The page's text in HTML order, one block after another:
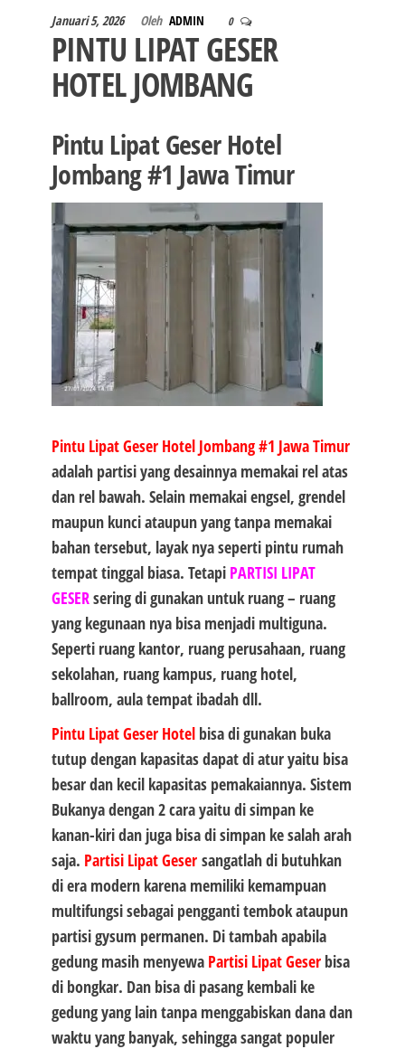
Januari 5, 2026 Oleh ADMIN 0
PINTU LIPAT GESER
HOTEL JOMBANG
Pintu Lipat Geser Hotel
Jombang #1 Jawa Timur
Pintu Lipat Geser Hotel Jombang #1 Jawa Timur
adalah partisi yang desainnya memakai rel atas
dan rel bawah. Selain memakai engsel, grendel
maupun kunci ataupun yang tanpa memakai
bahan tersebut, layak nya seperti pintu rumah
tempat tinggal biasa. Tetapi PARTISI LIPAT
GESERsering di gunakan untuk ruang – ruang
yang kegunaan nya bisa menjadi multiguna.
Seperti ruang kantor, ruang perusahaan, ruang
sekolahan, ruang kampus, ruang hotel,
ballroom, aula tempat ibadah dll.
Pintu Lipat Geser Hotelbisa di gunakan buka
tutup dengan kapasitas dapat di atur yaitu bisa
besar dan kecil kapasitas pemakaiannya. Sistem
Bukanya dengan 2 cara yaitu di simpan ke
kanan-kiri dan juga bisa di simpan ke salah arah
saja. Partisi Lipat Gesersangatlah di butuhkan
di era modern karena memiliki kemampuan
multifungsi sebagai pengganti tembok ataupun
partisi gysum permanen. Di tambah apabila
gedung masih menyewa Partisi Lipat Geserbisa
di bongkar. Dan bisa di pasang kembali ke
gedung yang lain tanpa menggabiskan dana dan
waktu yang banyak, sehingga sangat populer